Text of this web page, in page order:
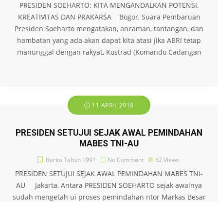
PRESIDEN SOEHARTO: KITA MENGANDALKAN POTENSI,
KREATIVITAS DAN PRAKARSA Bogor, Suara Pembaruan
Presiden Soeharto mengatakan, ancaman, tantangan, dan
hambatan yang ada akan dapat kita atasi jika ABRI tetap
manunggal dengan rakyat, Kostrad (Komando Cadangan
11 APRIL 2018
PRESIDEN SETUJUI SEJAK AWAL PEMINDAHAN
MABES TNI-AU
Berita Tahun 1991 No Comment 62 Views
PRESIDEN SETUJUI SEJAK AWAL PEMINDAHAN MABES TNI-
AU Jakarta, Antara PRESIDEN SOEHARTO sejak awalnya
sudah mengetah ui proses pemindahan ntor Markas Besar